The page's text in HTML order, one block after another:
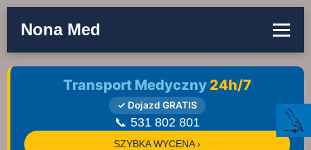
Nona Med
Transport Medyczny 24h/7
✓ Dojazd GRATIS
📞 531 802 801
SZYBKA WYCENA ›